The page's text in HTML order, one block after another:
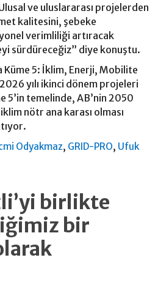
ve uluslararası projelerden
kalitesini, şebeke
verimliliği artıracak
sürdüreceğiz” diye konuştu.
Küme 5: İklim, Enerji, Mobilite
2026 yılı ikinci dönem projeleri
5’in temelinde, AB’nin 2050
nötr ana karası olması
Odyakmaz, GRID-PRO, Ufuk
birlikte
bir